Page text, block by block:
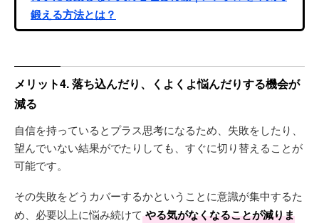
鍛える方法とは？
メリット4. 落ち込んだり、くよくよ悩んだりする機会が
減る
自信を持っているとプラス思考になるため、失敗をしたり、
望んでいない結果がでたりしても、すぐに切り替えることが
可能です。
その失敗をどうカバーするかということに意識が集中するた
め、必要以上に悩み続けて やる気がなくなることが減りま